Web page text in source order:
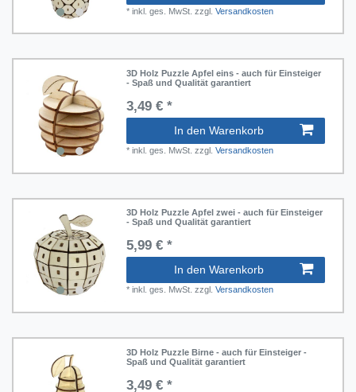
* inkl. ges. MwSt. zzgl. Versandkosten
3D Holz Puzzle Apfel eins - auch für Einsteiger
- Spaß und Qualität garantiert
3,49 € *
In den Warenkorb
* inkl. ges. MwSt. zzgl. Versandkosten
3D Holz Puzzle Apfel zwei - auch für Einsteiger
- Spaß und Qualität garantiert
5,99 € *
In den Warenkorb
* inkl. ges. MwSt. zzgl. Versandkosten
3D Holz Puzzle Birne - auch für Einsteiger -
Spaß und Qualität garantiert
3,49 € *